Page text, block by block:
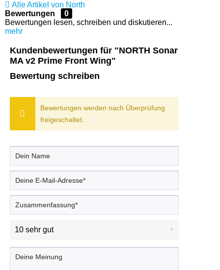
Alle Artikel von North
Bewertungen
0
Bewertungen lesen, schreiben und diskutieren...
mehr
Kundenbewertungen für "NORTH Sonar
MA v2 Prime Front Wing"
Bewertung schreiben
Bewertungen werden nach Überprüfung
freigeschaltet.